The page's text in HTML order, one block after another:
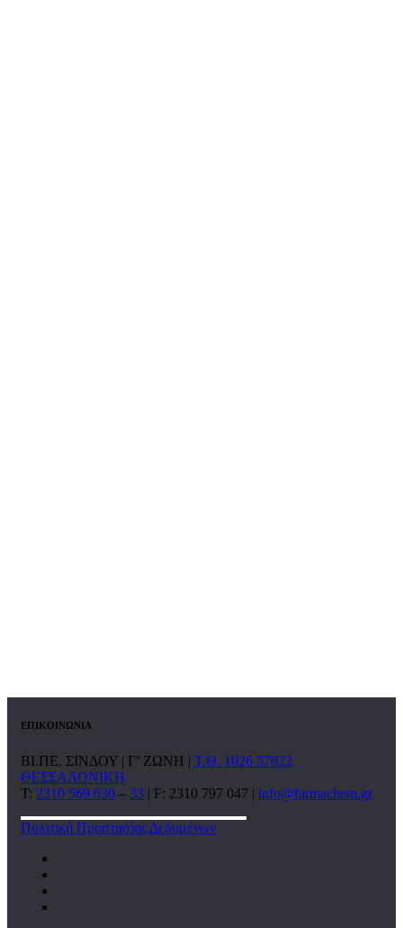
ΕΠΙΚΟΙΝΩΝΙΑ
ΒΙ.ΠΕ. ΣΙΝΔΟΥ | Γ’ ΖΩΝΗ | Τ.Θ. 1026 57022
ΘΕΣΣΑΛΟΝΙΚΗ
T: 2310 569 630 – 33 | F: 2310 797 047 | info@farmachem.gr
Πολιτική Προστασίας Δεδομένων